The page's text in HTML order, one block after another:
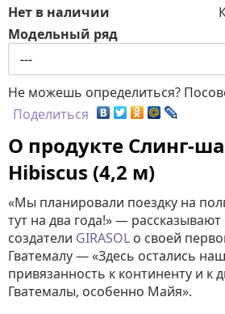
Нет в наличии
Модельный ряд
Не можешь определиться?
Поделиться
О продукте Слинг-
Hibiscus (4,2 м)
«Мы планировали поездку на
тут на два года!» — рассказывают
создатели GIRASOL о своей
Гватемалу — «Здесь остались
привязанность к континенту и к
Гватемалы, особенно Майя».